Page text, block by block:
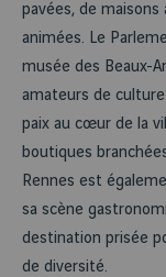
pavées, de
animées. Le
musée des Beaux-
amateurs de
paix au cœur de la
boutiques
Rennes est
sa scène
destination prisée
de diversité.